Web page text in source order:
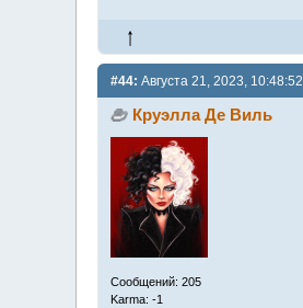
#44: Августа 21, 2023, 10:48:52
Круэлла Де Виль
Сообщений: 205
Karma: -1